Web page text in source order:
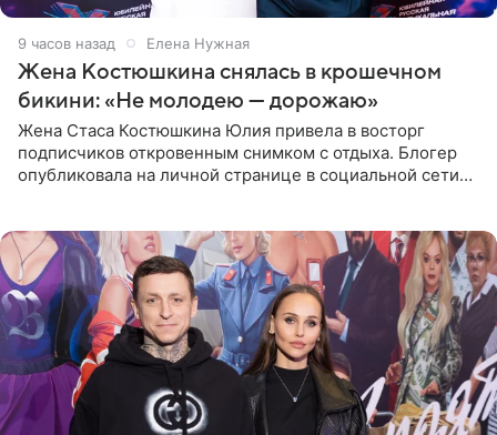
9 часов назад Елена Нужная
Жена Костюшкина снялась в крошечном
бикини: «Не молодею — дорожаю»
Жена Стаса Костюшкина Юлия привела в восторг
подписчиков откровенным снимком с отдыха. Блогер
опубликовала на личной странице в социальной сети